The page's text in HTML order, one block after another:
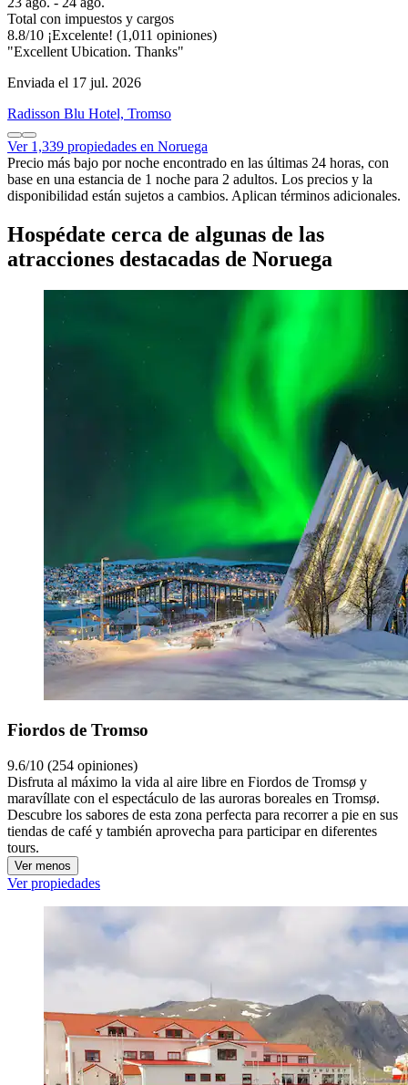
Total con impuestos y cargos
8.8/10 ¡Excelente! (1,011 opiniones)
"Excellent Ubication. Thanks"
Enviada el 17 jul. 2026
Radisson Blu Hotel, Tromso
Ver 1,339 propiedades en Noruega
Precio más bajo por noche encontrado en las últimas 24 horas, con
base en una estancia de 1 noche para 2 adultos. Los precios y la
disponibilidad están sujetos a cambios. Aplican términos adicionales.
Hospédate cerca de algunas de las
atracciones destacadas de Noruega
Fiordos de Tromso
9.6/10 (254 opiniones)
Disfruta al máximo la vida al aire libre en Fiordos de Tromsø y
maravíllate con el espectáculo de las auroras boreales en Tromsø.
Descubre los sabores de esta zona perfecta para recorrer a pie en sus
tiendas de café y también aprovecha para participar en diferentes
tours.
Ver menos
Ver propiedades